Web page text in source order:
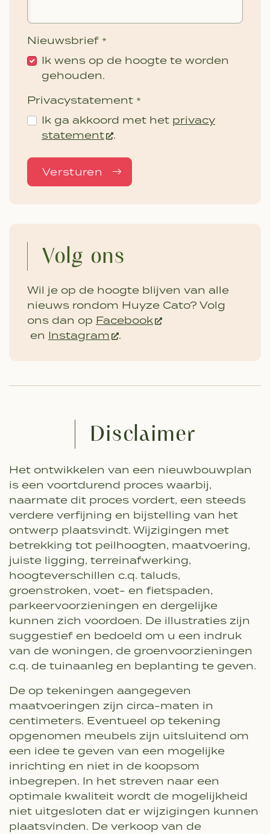
Nieuwsbrief *
Ik wens op de hoogte te worden
gehouden.
Privacystatement *
Ik ga akkoord met het privacy
statement
.
Versturen
Volg ons
Wil je op de hoogte blijven van alle
nieuws rondom Huyze Cato? Volg
ons dan op Facebook
en Instagram .
Disclaimer
Het ontwikkelen van een nieuwbouwplan
is een voortdurend proces waarbij,
naarmate dit proces vordert, een steeds
verdere verfijning en bijstelling van het
ontwerp plaatsvindt. Wijzigingen met
betrekking tot peilhoogten, maatvoering,
juiste ligging, terreinafwerking,
hoogteverschillen c.q. taluds,
groenstroken, voet- en fietspaden,
parkeervoorzieningen en dergelijke
kunnen zich voordoen. De illustraties zijn
suggestief en bedoeld om u een indruk
van de woningen, de groenvoorzieningen
c.q. de tuinaanleg en beplanting te geven.
De op tekeningen aangegeven
maatvoeringen zijn circa-maten in
centimeters. Eventueel op tekening
opgenomen meubels zijn uitsluitend om
een idee te geven van een mogelijke
inrichting en niet in de koopsom
inbegrepen. In het streven naar een
optimale kwaliteit wordt de mogelijkheid
niet uitgesloten dat er wijzigingen kunnen
plaatsvinden. De verkoop van de